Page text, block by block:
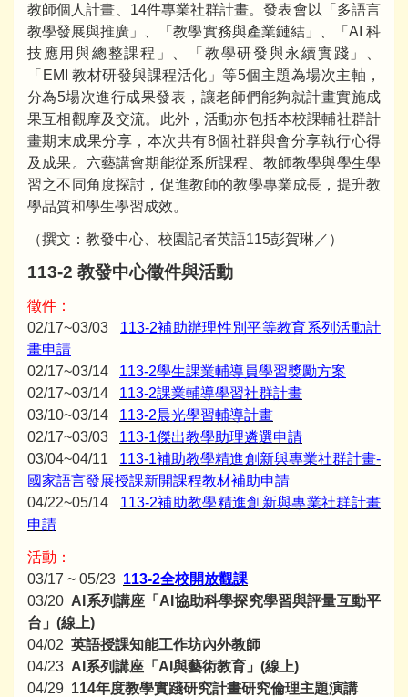
教師個人計畫、14件專業社群計畫。發表會以「多語言
教學發展與推廣」、「教學實務與產業鏈結」、「AI 科
技應用與總整課程」、「教學研發與永續實踐」、
「EMI 教材研發與課程活化」等5個主題為場次主軸，
分為5場次進行成果發表，讓老師們能夠就計畫實施成
果互相觀摩及交流。此外，活動亦包括本校課輔社群計
畫期末成果分享，本次共有8個社群與會分享執行心得
及成果。六藝講會期能從系所課程、教師教學與學生學
習之不同角度探討，促進教師的教學專業成長，提升教
學品質和學生學習成效。
（撰文：教發中心、校園記者英語115彭賀琳／）
113-2 教發中心徵件與活動
徵件：
02/17~03/03 113-2補助辦理性別平等教育系列活動計
畫申請
02/17~03/14 113-2學生課業輔導員學習獎勵方案
02/17~03/14 113-2課業輔導學習社群計畫
03/10~03/14 113-2晨光學習輔導計畫
02/17~03/03 113-1傑出教學助理遴選申請
03/04~04/11 113-1補助教學精進創新與專業社群計畫-
國家語言發展授課新開課程教材補助申請
04/22~05/14 113-2補助教學精進創新與專業社群計畫
申請
活動：
03/17 ~ 05/23 113-2全校開放觀課
03/20 AI系列講座「AI協助科學探究學習與評量互動平
台」(線上)
04/02 英語授課知能工作坊內外教師
04/23 AI系列講座「AI與藝術教育」(線上)
04/29 114年度教學實踐研究計畫研究倫理主題演講